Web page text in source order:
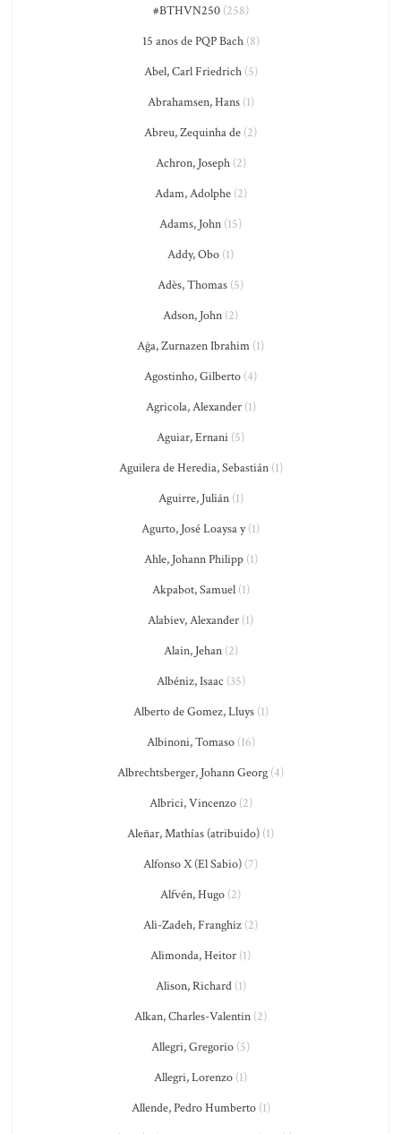
#BTHVN250(258)
15 anos de PQP Bach(8)
Abel, Carl Friedrich(5)
Abrahamsen, Hans(1)
Abreu, Zequinha de (2)
Achron, Joseph(2)
Adam, Adolphe(2)
Adams, John (15)
Addy, Obo (1)
Adès, Thomas (5)
Adson, John (2)
Ağa, Zurnazen Ibrahim (1)
Agostinho, Gilberto (4)
Agricola, Alexander(1)
Aguiar, Ernani (5)
Aguilera de Heredia, Sebastián(1)
Aguirre, Julián(1)
Agurto, José Loaysa y(1)
Ahle, Johann Philipp(1)
Akpabot, Samuel(1)
Alabiev, Alexander (1)
Alain, Jehan(2)
Albéniz, Isaac (35)
Alberto de Gomez, Lluys(1)
Albinoni, Tomaso(16)
Albrechtsberger, Johann Georg (4)
Albrici, Vincenzo(2)
Aleñar, Mathías (atribuido) (1)
Alfonso X (El Sabio) (7)
Alfvén, Hugo (2)
Ali-Zadeh, Franghiz (2)
Alimonda, Heitor (1)
Alison, Richard(1)
Alkan, Charles-Valentin (2)
Allegri, Gregorio (5)
Allegri, Lorenzo (1)
Allende, Pedro Humberto(1)